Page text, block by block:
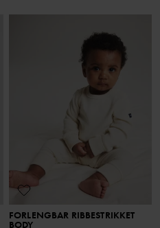
FORLENGBAR RIBBESTRIKKET
BODY